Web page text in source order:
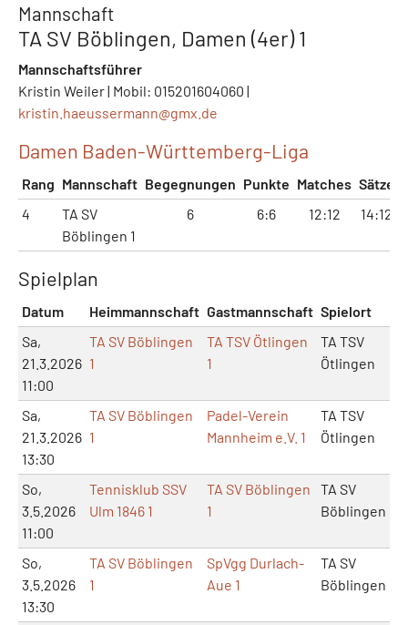
Mannschaft
TA SV Böblingen, Damen (4er) 1
Mannschaftsführer
Kristin Weiler | Mobil: 015201604060 |
kristin.haeussermann@gmx.de
Damen Baden-Württemberg-Liga
Rang Mannschaft Begegnungen Punkte Matches Sätze
4
TA SV
Böblingen 1
6 6:6 12:12 14:12
Spielplan
Datum Heimmannschaft Gastmannschaft Spielort
Sa,
21.3.2026
11:00
TA SV Böblingen
1
TA TSV Ötlingen
1
TA TSV
Ötlingen
Sa,
21.3.2026
13:30
TA SV Böblingen
1
Padel-Verein
Mannheim e.V. 1
TA TSV
Ötlingen
So,
3.5.2026
11:00
Tennisklub SSV
Ulm 1846 1
TA SV Böblingen
1
TA SV
Böblingen
So,
3.5.2026
13:30
TA SV Böblingen
1
SpVgg Durlach-
Aue 1
TA SV
Böblingen